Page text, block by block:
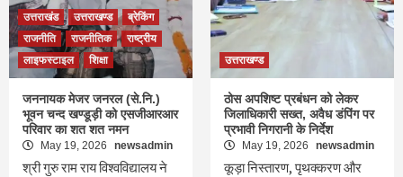
उत्तराखंड उत्तराखण्ड
ब्रेकिंग
राजनीति
राजनीतिक
राष्ट्रीय
लाइफस्टाइल
शिक्षा
जननायक मेजर जनरल (से.नि.)
भूवन चन्द खण्डूड़ी को एसजीआरआर
परिवार का शत शत नमन
May 19, 2026 newsadmin
श्री गुरु राम राय विश्वविद्यालय ने
उत्तराखण्ड
ठोस अपशिष्ट प्रबंधन को लेकर
जिलाधिकारी सख्त, अवैध डंपिंग पर
प्रभावी निगरानी के निर्देश
May 19, 2026 newsadmin
कूड़ा निस्तारण, पृथक्करण और